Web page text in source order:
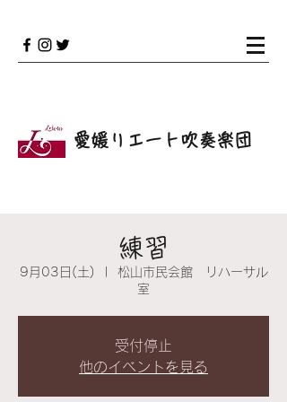
愛媛リエート吹奏楽団
練習
9月03日(土)
松山市民会館 リハーサル
室
受付停止
他のイベントを見る